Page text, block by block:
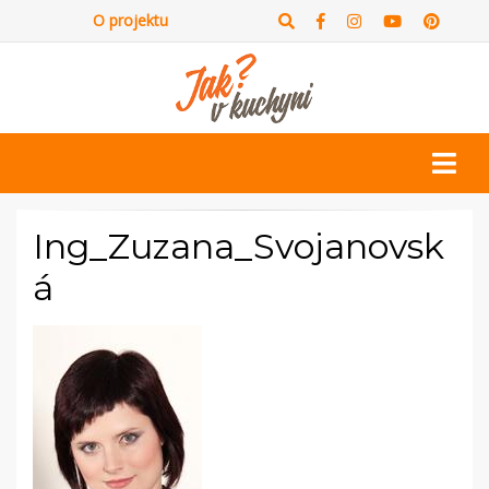
O projektu
Ing_Zuzana_Svojanovsk
á